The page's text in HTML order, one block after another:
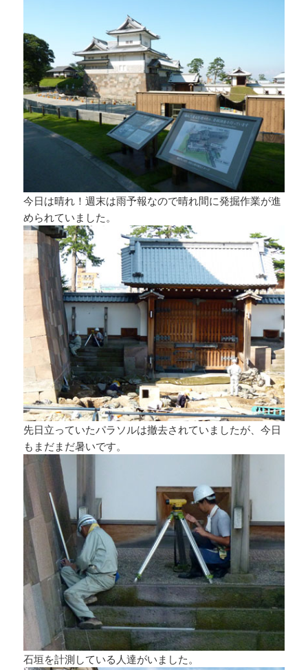
今日は晴れ！週末は雨予報なので晴れ間に発掘作業が進
められていました。
先日立っていたパラソルは撤去されていましたが、今日
もまだまだ暑いです。
石垣を計測している人達がいました。